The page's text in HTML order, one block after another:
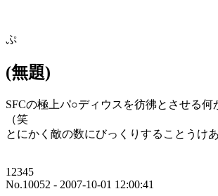
ぷ
(無題)
SFCの極上パ○ディウスを彷彿とさせる何
（笑
とにかく敵の数にびっくりすることうけあ
12345
No.10052 - 2007-10-01 12:00:41